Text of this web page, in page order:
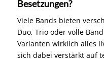
Besetzungen?
Viele Bands bieten
Duo, Trio oder volle
Varianten wirklich alles
sich dabei verstärkt auf